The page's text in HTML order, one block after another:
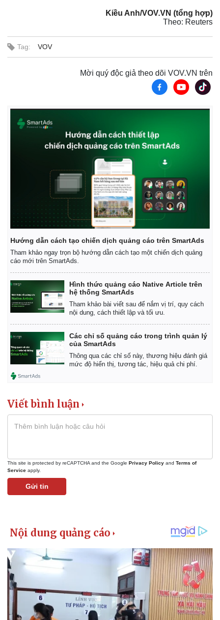
Quân sự - Quốc phòng
Kiều Anh/VOV.VN (tổng hợp)
Theo: Reuters
Tag: VOV
Mời quý độc giả theo dõi VOV.VN trên
Hướng dẫn cách tạo chiến dịch quảng cáo trên SmartAds
Tham khảo ngay trọn bộ hướng dẫn cách tạo một chiến dịch quảng
cáo mới trên SmartAds.
Hình thức quảng cáo Native Article trên
hệ thống SmartAds
Tham khảo bài viết sau để nắm vị trí, quy cách
nội dung, cách thiết lập và tối ưu.
Các chỉ số quảng cáo trong trình quản lý
của SmartAds
Thông qua các chỉ số này, thương hiệu đánh giá
mức độ hiển thị, tương tác, hiệu quả chi phí.
Viết bình luận
This site is protected by reCAPTCHA and the Google Privacy Policy and Terms of
Service apply.
Gửi tin